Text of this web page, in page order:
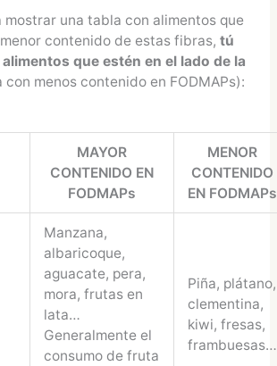
mostrar una tabla con alimentos que
contenido de estas fibras, tú
que estén en el lado de la
con menos contenido en FODMAPs):
MAYOR
CONTENIDO EN
FODMAPs
MENOR
CONTENIDO
EN FODMAPs
Manzana,
albaricoque,
aguacate, pera,
mora, frutas en
lata…
Generalmente el
consumo de fruta
Piña, plátano,
clementina,
kiwi, fresas,
frambuesas…